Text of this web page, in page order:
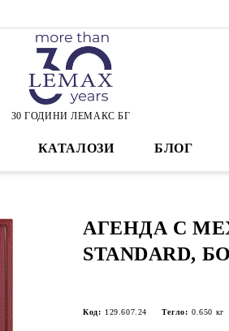
30 ГОДИНИ ЛЕМАКС БГ
КАТАЛОЗИ БЛОГ
АГЕНДА С
STANDARD,
Код: 129.607.24 Тегло: 0.650 кг